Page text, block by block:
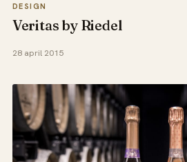
DESIGN
Veritas by Riedel
28 april 2015